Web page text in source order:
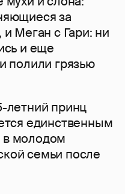
за
Меган с Гари: ни
и еще
полили грязью
летний принц
единственным
молодом
семьи после